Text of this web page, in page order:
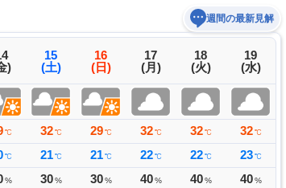
週間の最新見解
)
℃
℃
%
15
(土)
32℃
21℃
30%
16
(日)
29℃
21℃
30%
17
(月)
32 ℃
22 ℃
40 %
18
(火)
32 ℃
22 ℃
40 %
19
(水)
32 ℃
23 ℃
40 %